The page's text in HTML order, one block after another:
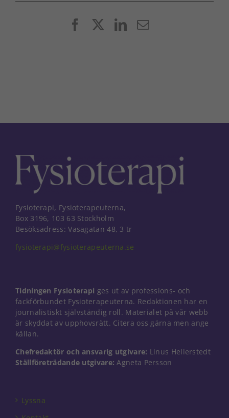
FacebookLinkedIn
E-
Fysioterapi, Fysioterapeuterna,
Box 3196, 103 63 Stockholm
Besöksadress: Vasagatan 48, 3 tr
fysioterapi@fysioterapeuterna.se
Tidningen Fysioterapi ges ut av professions- och
fackförbundet Fysioterapeuterna. Redaktionen har en
journalistiskt självständig roll. Materialet på vår webb
är skyddat av upphovsrätt. Citera oss gärna men ange
källan.
Chefredaktör och ansvarig utgivare: Linus Hellerstedt
Ställföreträdande utgivare: Agneta Persson
Lyssna
Nödvändiga